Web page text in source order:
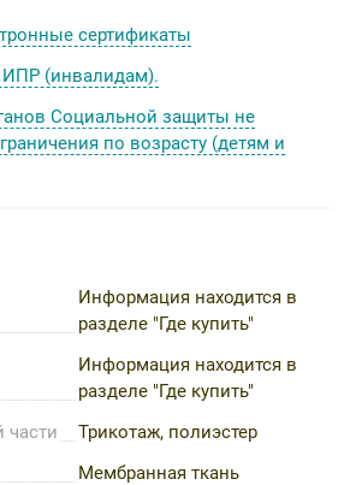
сертификаты
(инвалидам).
Социальной защиты не
по возрасту (детям и
Информация находится в
разделе "Где купить"
Информация находится в
разделе "Где купить"
части
Трикотаж, полиэстер
Мембранная ткань